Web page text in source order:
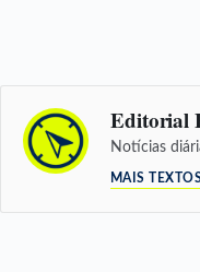
Editorial
Notícias
MAIS